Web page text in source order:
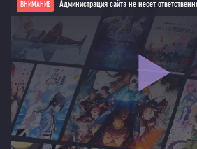
ВНИМАНИЕ Администрация сайта не несет
Если видео не работает, обновите страницу или выберите
Для просмотра некоторых аниме необходимо установить
Текущее воспроизведение：Серебряный лис